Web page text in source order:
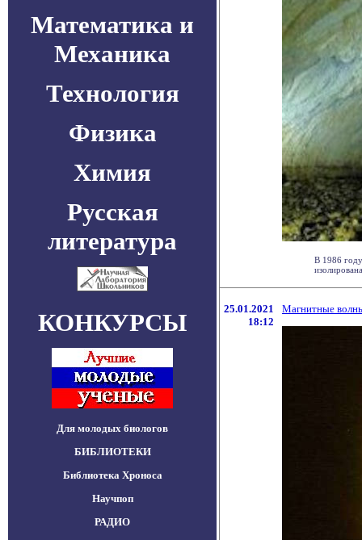
Математика и
Механика
Технология
Физика
Химия
Русская
литература
КОНКУРСЫ
Для молодых биологов
БИБЛИОТЕКИ
Библиотека Хроноса
Научпоп
РАДИО
В 1986
25.01.2021
18:12
Магнитные